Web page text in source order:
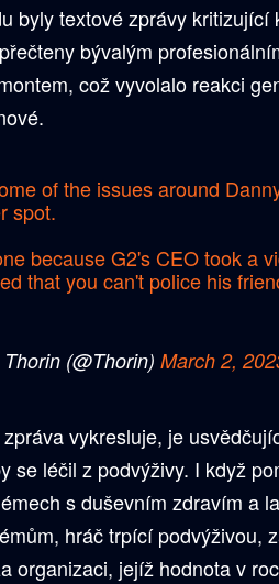
byly textové zprávy kritizující
bývalým
což vyvolalo reakci
of the issues around
spot.
because G2's CEO took a
that you can't police his
(@Thorin) March 2,
vykresluje, je
se léčil z podvýživy. I když
s duševním zdravím a
hráč trpící podvýživou,
organizaci, jejíž hodnota v